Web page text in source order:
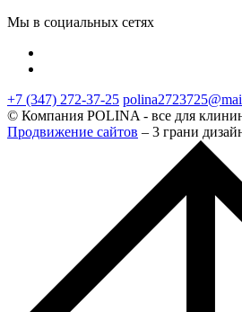
Мы в социальных сетях
+7 (347) 272-37-25
© Компания POLINA - все для
Продвижение сайтов – 3 грани